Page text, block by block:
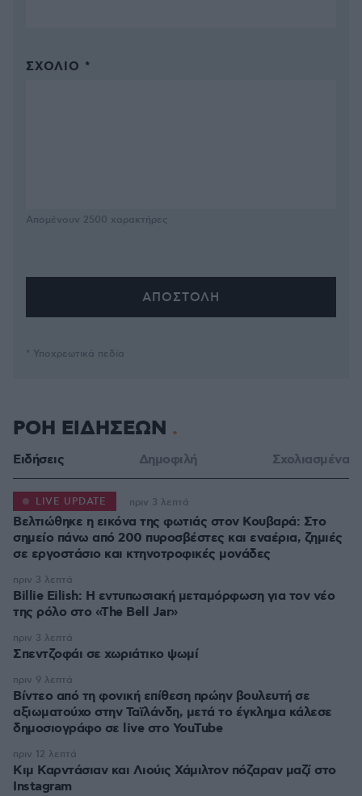
ΣΧΌΛΙΟ *
Απομένουν 2500 χαρακτήρες
* Υποχρεωτικά πεδία
ΡΟΗ ΕΙΔΗΣΕΩΝ
Ειδήσεις Δημοφιλή Σχολιασμένα
Βελτιώθηκε η εικόνα της φωτιάς στον Κουβαρά: Στο
σημείο πάνω από 200 πυροσβέστες και εναέρια, ζημιές
σε εργοστάσιο και κτηνοτροφικές μονάδες
LIVE UPDATE πριν 3 λεπτά
Billie Eilish: Η εντυπωσιακή μεταμόρφωση για τον νέο
της ρόλο στο «The Bell Jar»
πριν 3 λεπτά
Σπεντζοφάι σε χωριάτικο ψωμί
πριν 3 λεπτά
Βίντεο από τη φονική επίθεση πρώην βουλευτή σε
αξιωματούχο στην Ταϊλάνδη, μετά το έγκλημα κάλεσε
δημοσιογράφο σε live στο YouTube
πριν 9 λεπτά
Κιμ Καρντάσιαν και Λιούις Χάμιλτον πόζαραν μαζί στο
Instagram
πριν 12 λεπτά